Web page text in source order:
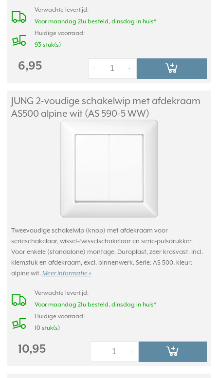
Verwachte levertijd:
Voor maandag 21u besteld, dinsdag in huis*
Huidige voorraad:
93 stuk(s)
6,95 +
-
JUNG 2-voudige schakelwip met afdekraam
AS500 alpine wit (AS 590-5 WW)
Tweevoudige schakelwip (knop) met afdekraam voor
serieschakelaar, wissel-/wisselschakelaar en serie-pulsdrukker.
Voor enkele (standalone) montage. Duroplast, zeer krasvast. Incl.
klemstuk en afdekraam, excl. binnenwerk. Serie: AS 500, kleur:
alpine wit. Meer informatie »
Verwachte levertijd:
Voor maandag 21u besteld, dinsdag in huis*
Huidige voorraad:
10 stuk(s)
10,95 +
-